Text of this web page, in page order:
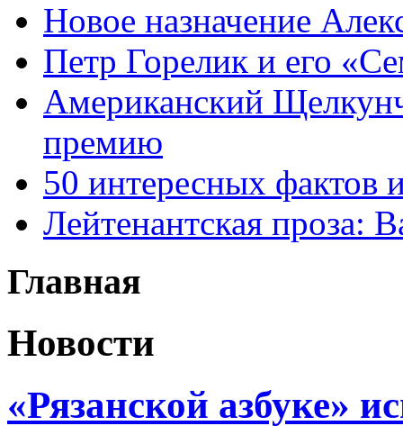
Новое назначение
Петр Горелик и его
Американский
премию
50 интересных фактов
Лейтенантская проза:
Главная
Новости
«Рязанской азбуке»